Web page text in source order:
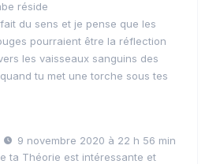
réside
du sens et je pense que les
pourraient être la réflection
les vaisseaux sanguins des
tu met une torche sous tes
9 novembre 2020 à 22 h 56 min
ta Théorie est intéressante et